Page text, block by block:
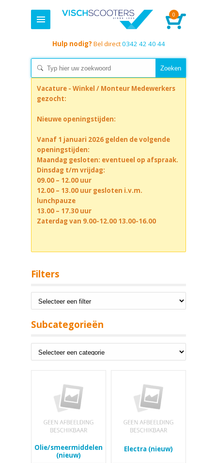
0
Hulp nodig? Bel direct0342 42 40 44
Vacature - Winkel / Monteur Medewerkers
gezocht:
Nieuwe openingstijden:
Vanaf 1 januari 2026 gelden de volgende
openingstijden:
Maandag gesloten: eventueel op afspraak.
Dinsdag t/m vrijdag:
09.00 – 12.00 uur
12.00 – 13.00 uur gesloten i.v.m.
lunchpauze
13.00 – 17.30 uur
Zaterdag van 9.00-12.00 13.00-16.00
Filters
Subcategorieën
Olie/smeermiddelen
(nieuw)
Electra (nieuw)